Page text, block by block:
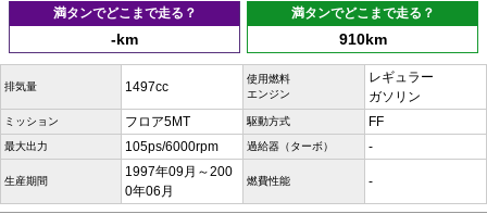
満タンでどこまで走る？
-km
満タンでどこまで走る？
910km
排気量 1497cc
使用燃料
エンジン
レギュラー
ガソリン
ミッション フロア5MT 駆動方式 FF
最大出力 105ps/6000rpm 過給器（ターボ） -
生産期間
1997年09月～200
0年06月
燃費性能 -